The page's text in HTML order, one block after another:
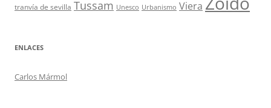
tranvía de sevilla Tussam Unesco Urbanismo Viera
ENLACES
Carlos Mármol